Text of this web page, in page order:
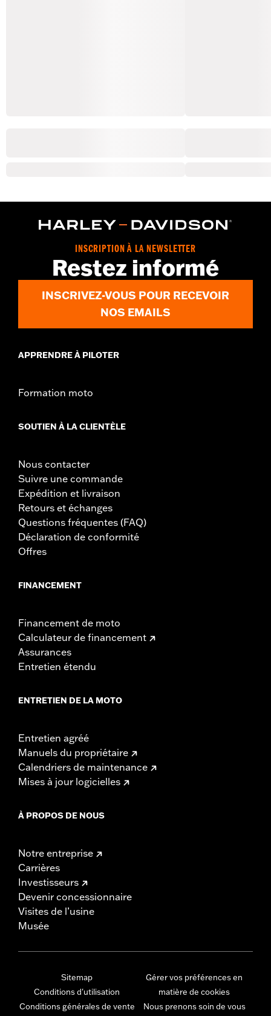
INSCRIPTION À LA NEWSLETTER
Restez informé
INSCRIVEZ-VOUS POUR RECEVOIR
NOS EMAILS
APPRENDRE À PILOTER
Formation moto
SOUTIEN À LA CLIENTÈLE
Nous contacter
Suivre une commande
Expédition et livraison
Retours et échanges
Questions fréquentes (FAQ)
Déclaration de conformité
Offres
FINANCEMENT
Financement de moto
Calculateur de financement
Assurances
Entretien étendu
ENTRETIEN DE LA MOTO
Entretien agréé
Manuels du propriétaire
Calendriers de maintenance
Mises à jour logicielles
À PROPOS DE NOUS
Notre entreprise
Carrières
Investisseurs
Devenir concessionnaire
Visites de l’usine
Musée
Sitemap
Conditions d'utilisation
Conditions générales de vente
Gérer vos préférences en
matière de cookies
Nous prenons soin de vous